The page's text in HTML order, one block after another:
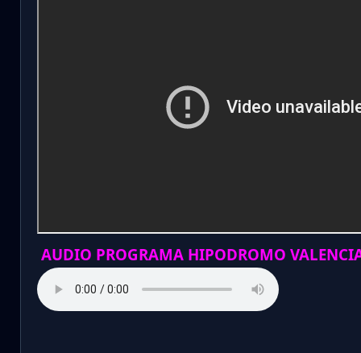
AUDIO PROGRAMA HIPODROMO